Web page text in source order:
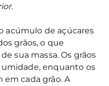
.
acúmulo de açúcares
grãos, o que
sua massa. Os grãos
enquanto os
cada grão. A